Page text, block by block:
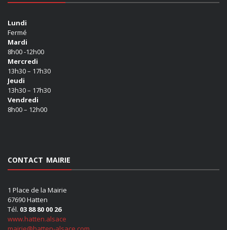
Lundi
Fermé
Mardi
8h00 -12h00
Mercredi
13h30 – 17h30
Jeudi
13h30 – 17h30
Vendredi
8h00 – 12h00
CONTACT MAIRIE
1 Place de la Mairie
67690 Hatten
Tél. 03 88 80 00 26
www.hatten.alsace